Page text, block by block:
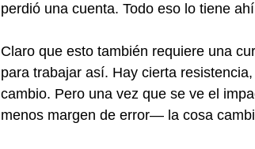
perdió una cuenta. Todo eso lo tiene
Claro que esto también requiere una
para trabajar así. Hay cierta
cambio. Pero una vez que se ve el
menos margen de error— la cosa